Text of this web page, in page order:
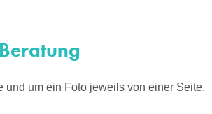
und um ein Foto jeweils von einer Seite.